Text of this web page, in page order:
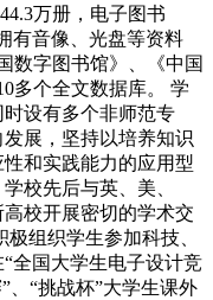
万册，电子图书
有音像、光盘等资料
数字图书馆》、《中国
多个全文数据库。 学
设有多个非师范专
展，坚持以培养知识
和实践能力的应用型
校先后与英、美、
校开展密切的学术交
组织学生参加科技、
全国大学生电子设计竞
、“挑战杯”大学生课外